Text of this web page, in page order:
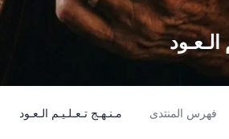
الـعـود
فهرس المنتدى مـنـهـج تـعـلـيـم الـعـود